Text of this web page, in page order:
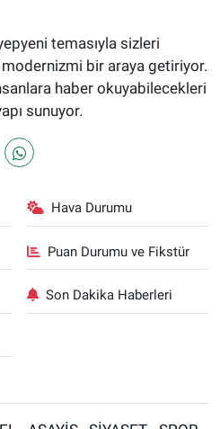
temasıyla sizleri
bir araya getiriyor.
haber okuyabilecekleri
sunuyor.
Hava Durumu
Puan Durumu ve Fikstür
Son Dakika Haberleri